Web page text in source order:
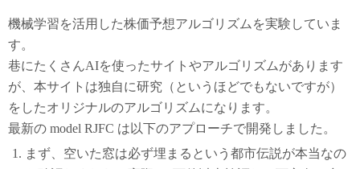
機械学習を活用した株価予想アルゴリズムを実験していま
す。
巷にたくさんAIを使ったサイトやアルゴリズムがあります
が、本サイトは独自に研究（というほどでもないですが）
をしたオリジナルのアルゴリズムになります。
最新の model RJFC は以下のアプローチで開発しました。
まず、空いた窓は必ず埋まるという都市伝説が本当なの